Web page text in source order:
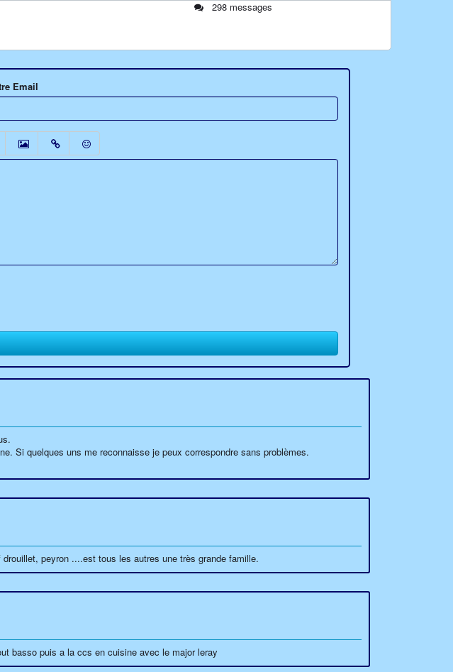
298 messages
Email
Si quelques uns me reconnaisse je peux correspondre sans problèmes.
peyron ....est tous les autres une très grande famille.
basso puis a la ccs en cuisine avec le major leray